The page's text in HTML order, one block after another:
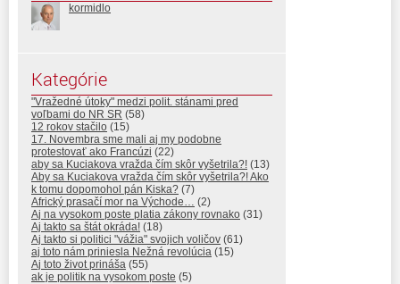
kormidlo
Kategórie
"Vražedné útoky" medzi polit. stánami pred
voľbami do NR SR (58)
12 rokov stačilo (15)
17. Novembra sme mali aj my podobne
protestovať ako Francúzi (22)
aby sa Kuciakova vražda čím skôr vyšetrila?! (13)
Aby sa Kuciakova vražda čím skôr vyšetrila?! Ako
k tomu dopomohol pán Kiska? (7)
Africký prasačí mor na Východe… (2)
Aj na vysokom poste platia zákony rovnako (31)
Aj takto sa štát okráda! (18)
Aj takto si politici "vážia" svojich voličov (61)
aj toto nám priniesla Nežná revolúcia (15)
Aj toto život prináša (55)
ak je politik na vysokom poste (5)